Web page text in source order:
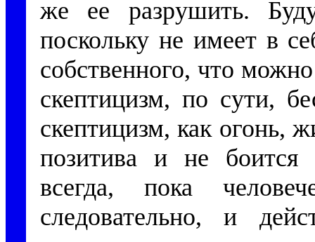
же ее разрушить.
поскольку не имеет в
собственного, что
скептицизм, по сути,
скептицизм, как огонь,
позитива и не боится
всегда, пока
следовательно, и